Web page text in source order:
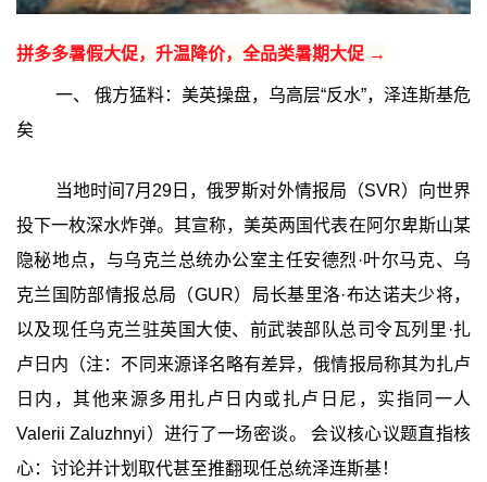
拼多多暑假大促，升温降价，全品类暑期大促 →
一、 俄方猛料：美英操盘，乌高层“反水”，泽连斯基危
矣
当地时间7月29日，俄罗斯对外情报局（SVR）向世界
投下一枚深水炸弹。其宣称，美英两国代表在阿尔卑斯山某
隐秘地点，与乌克兰总统办公室主任安德烈·叶尔马克、乌
克兰国防部情报总局（GUR）局长基里洛·布达诺夫少将，
以及现任乌克兰驻英国大使、前武装部队总司令瓦列里·扎
卢日内（注：不同来源译名略有差异，俄情报局称其为扎卢
日内，其他来源多用扎卢日内或扎卢日尼，实指同一人
Valerii Zaluzhnyi）进行了一场密谈。 会议核心议题直指核
心：讨论并计划取代甚至推翻现任总统泽连斯基！